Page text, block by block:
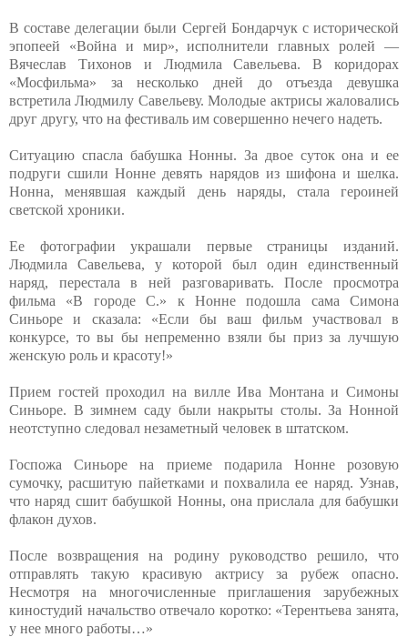
В составе делегации были Сергей Бондарчук с исторической
эпопеей «Война и мир», исполнители главных ролей —
Вячеслав Тихонов и Людмила Савельева. В коридорах
«Мосфильма» за несколько дней до отъезда девушка
встретила Людмилу Савельеву. Молодые актрисы жаловались
друг другу, что на фестиваль им совершенно нечего надеть.
Ситуацию спасла бабушка Нонны. За двое суток она и ее
подруги сшили Нонне девять нарядов из шифона и шелка.
Нонна, менявшая каждый день наряды, стала героиней
светской хроники.
Ее фотографии украшали первые страницы изданий.
Людмила Савельева, у которой был один единственный
наряд, перестала в ней разговаривать. После просмотра
фильма «В городе С.» к Нонне подошла сама Симона
Синьоре и сказала: «Если бы ваш фильм участвовал в
конкурсе, то вы бы непременно взяли бы приз за лучшую
женскую роль и красоту!»
Прием гостей проходил на вилле Ива Монтана и Симоны
Синьоре. В зимнем саду были накрыты столы. За Нонной
неотступно следовал незаметный человек в штатском.
Госпожа Синьоре на приеме подарила Нонне розовую
сумочку, расшитую пайетками и похвалила ее наряд. Узнав,
что наряд сшит бабушкой Нонны, она прислала для бабушки
флакон духов.
После возвращения на родину руководство решило, что
отправлять такую красивую актрису за рубеж опасно.
Несмотря на многочисленные приглашения зарубежных
киностудий начальство отвечало коротко: «Терентьева занята,
у нее много работы…»